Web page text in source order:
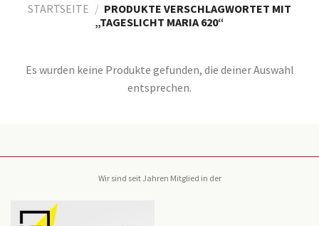
STARTSEITE / PRODUKTE VERSCHLAGWORTET MIT
„TAGESLICHT MARIA 620“
Es wurden keine Produkte gefunden, die deiner Auswahl
entsprechen.
Wir sind seit Jahren Mitglied in der